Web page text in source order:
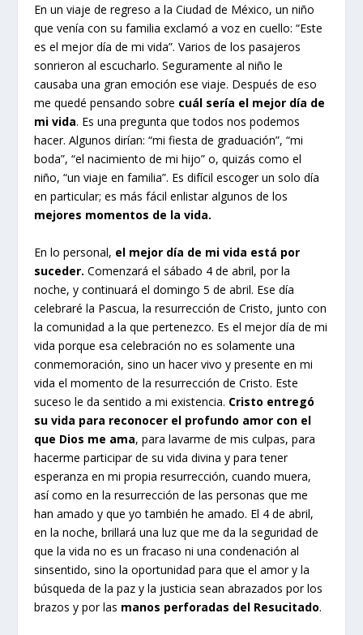
En un viaje de regreso a la Ciudad de México, un niño
que venía con su familia exclamó a voz en cuello: “Este
es el mejor día de mi vida”. Varios de los pasajeros
sonrieron al escucharlo. Seguramente al niño le
causaba una gran emoción ese viaje. Después de eso
me quedé pensando sobre cuál sería el mejor día de
mi vida. Es una pregunta que todos nos podemos
hacer. Algunos dirían: “mi fiesta de graduación”, “mi
boda”, “el nacimiento de mi hijo” o, quizás como el
niño, “un viaje en familia”. Es difícil escoger un solo día
en particular; es más fácil enlistar algunos de los
mejores momentos de la vida.
En lo personal, el mejor día de mi vida está por
suceder. Comenzará el sábado 4 de abril, por la
noche, y continuará el domingo 5 de abril. Ese día
celebraré la Pascua, la resurrección de Cristo, junto con
la comunidad a la que pertenezco. Es el mejor día de mi
vida porque esa celebración no es solamente una
conmemoración, sino un hacer vivo y presente en mi
vida el momento de la resurrección de Cristo. Este
suceso le da sentido a mi existencia. Cristo entregó
su vida para reconocer el profundo amor con el
que Dios me ama, para lavarme de mis culpas, para
hacerme participar de su vida divina y para tener
esperanza en mi propia resurrección, cuando muera,
así como en la resurrección de las personas que me
han amado y que yo también he amado. El 4 de abril,
en la noche, brillará una luz que me da la seguridad de
que la vida no es un fracaso ni una condenación al
sinsentido, sino la oportunidad para que el amor y la
búsqueda de la paz y la justicia sean abrazados por los
brazos y por las manos perforadas del Resucitado.